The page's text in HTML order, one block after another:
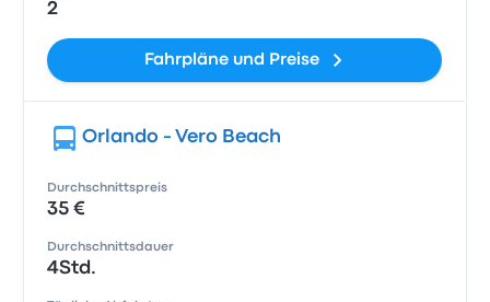
2
Fahrpläne und Preise
Orlando - Vero Beach
Durchschnittspreis
35 €
Durchschnittsdauer
4Std.